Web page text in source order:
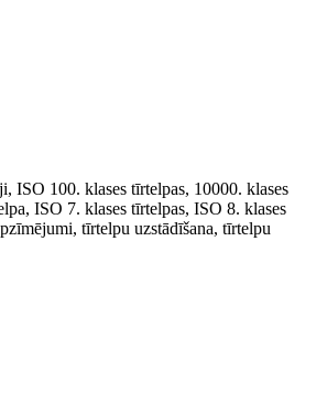
100. klases tīrtelpas, 10000. klases
ISO 7. klases tīrtelpas, ISO 8. klases
tīrtelpu uzstādīšana, tīrtelpu